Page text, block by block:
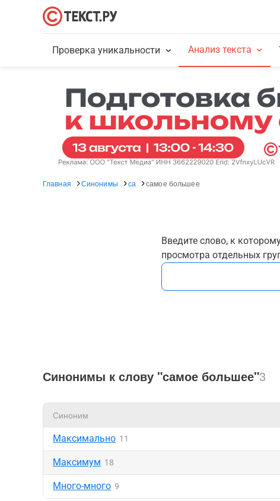
Проверка уникальности Анализ текста
Главная Синонимы са самое большее
Введите слово, к
просмотра отдельных
Синонимы к слову "самое большее"3
Синоним
Максимально 11
Максимум 18
Много-много 9